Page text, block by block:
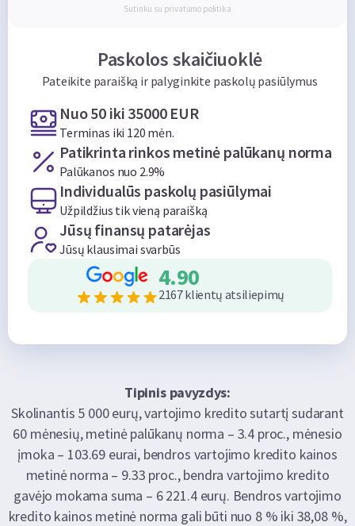
Paskolos skaičiuoklė
Pateikite paraišką ir palyginkite paskolų pasiūlymus
Nuo 50 iki 35000 EUR
Terminas iki 120 mėn.
Patikrinta rinkos metinė palūkanų norma
Palūkanos nuo 2.9%
Individualūs paskolų pasiūlymai
Užpildžius tik vieną paraišką
Jūsų finansų patarėjas
Jūsų klausimai svarbūs
4.90
2167 klientų atsiliepimų
Sutinku su privatumo politika
Tipinis pavyzdys:
Skolinantis 5 000 eurų, vartojimo kredito sutartį sudarant
60 mėnesių, metinė palūkanų norma – 3.4 proc., mėnesio
įmoka – 103.69 eurai, bendros vartojimo kredito kainos
metinė norma – 9.33 proc., bendra vartojimo kredito
gavėjo mokama suma – 6 221.4 eurų. Bendros vartojimo
kredito kainos metinė norma gali būti nuo 8 % iki 38,08 %,